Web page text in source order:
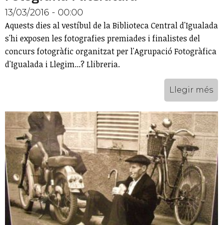
13/03/2016 - 00:00
Aquests dies al vestíbul de la Biblioteca Central d'Igualada
s'hi exposen les fotografies premiades i finalistes del
concurs fotogràfic organitzat per l'Agrupació Fotogràfica
d'Igualada i Llegim...? Llibreria.
Llegir més